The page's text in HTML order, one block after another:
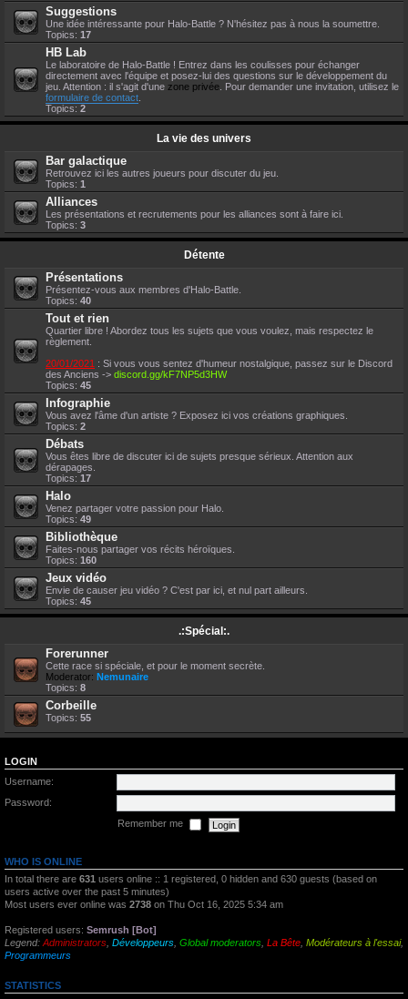
Suggestions
Une idée intéressante pour Halo-Battle ? N'hésitez pas à nous la soumettre.
Topics: 17
HB Lab
Le laboratoire de Halo-Battle ! Entrez dans les coulisses pour échanger
directement avec l'équipe et posez-lui des questions sur le développement du
jeu. Attention : il s'agit d'une zone privée . Pour demander une invitation, utilisez le
formulaire de contact
Topics: 2
La vie des univers
Bar galactique
Retrouvez ici les autres joueurs pour discuter du jeu.
Topics: 1
Alliances
Les présentations et recrutements pour les alliances sont à faire ici.
Topics: 3
Détente
Présentations
Présentez-vous aux membres d'Halo-Battle.
Topics: 40
Tout et rien
Quartier libre ! Abordez tous les sujets que vous voulez, mais respectez le
règlement.
20/01/2021 : Si vous vous sentez d'humeur nostalgique, passez sur le Discord
des Anciens -> discord.gg/kF7NP5d3HW
Topics: 45
Infographie
Vous avez l'âme d'un artiste ? Exposez ici vos créations graphiques.
Topics: 2
Débats
Vous êtes libre de discuter ici de sujets presque sérieux. Attention aux
dérapages.
Topics: 17
Halo
Venez partager votre passion pour Halo.
Topics: 49
Bibliothèque
Faites-nous partager vos récits héroïques.
Topics: 160
Jeux vidéo
Envie de causer jeu vidéo ? C'est par ici, et nul part ailleurs.
Topics: 45
.:Spécial:.
Forerunner
Cette race si spéciale, et pour le moment secrète.
Moderator: Nemunaire
Topics: 8
Corbeille
Topics: 55
LOGIN
Username:
Password:
Remember me
WHO IS ONLINE
In total there are 631 users online :: 1 registered, 0 hidden and 630 guests (based on
users active over the past 5 minutes)
Most users ever online was 2738 on Thu Oct 16, 2025 5:34 am
Registered users: Semrush [Bot]
Legend: Administrators Développeurs Global moderators La Bête Modérateurs à l'essai,
Programmeurs
STATISTICS